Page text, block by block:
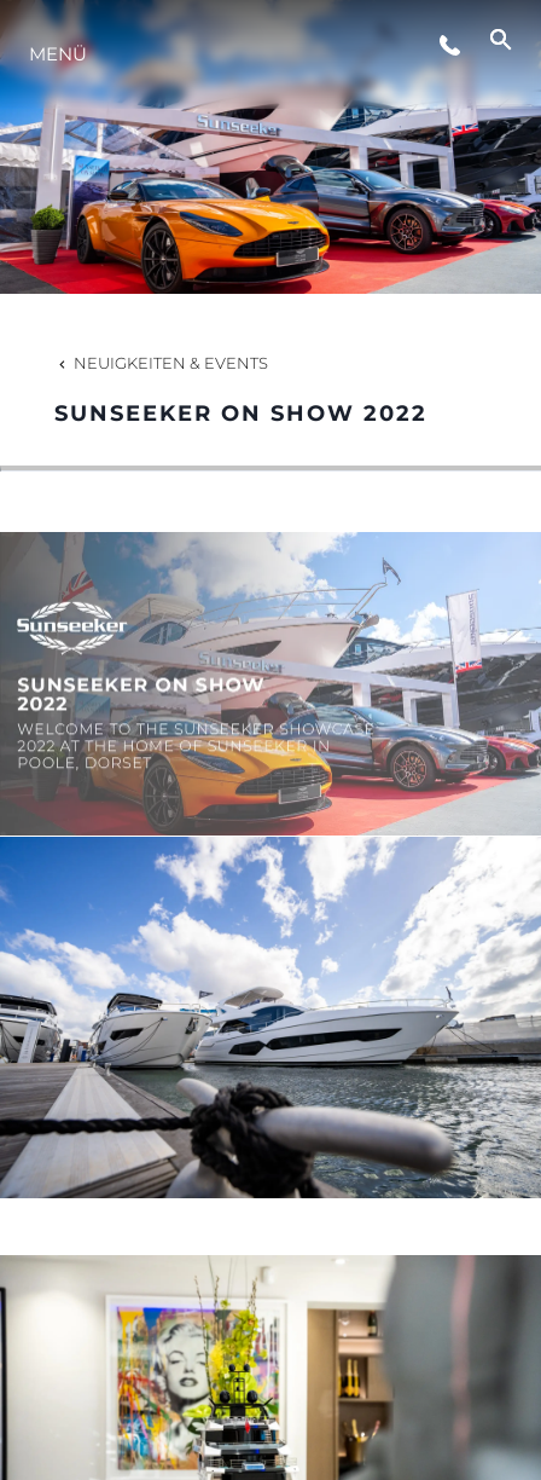
VERANSTALTUNGEN
LIFESTYLE
INNOVATION
BEWERTEN SIE IHR BOOT
MENÜ
NEUIGKEITEN & EVENTS
SUNSEEKER ON SHOW 2022